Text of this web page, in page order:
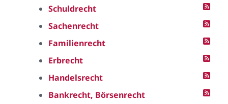
Schuldrecht
Sachenrecht
Familienrecht
Erbrecht
Handelsrecht
Bankrecht, Börsenrecht